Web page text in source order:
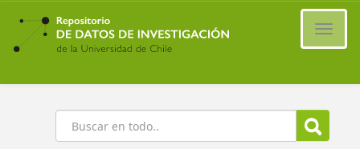
Ir
contenido
principal
Buscar